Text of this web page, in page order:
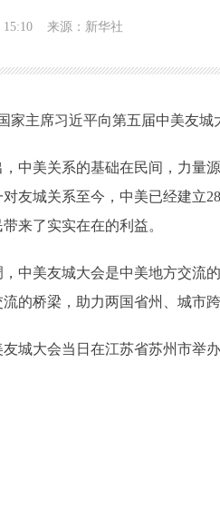
15:10 来源：新华社
主席习近平向第五届中美友城
美关系的基础在民间，力量源
对友城关系至今，中美已经建立
来了实实在在的利益。
美友城大会是中美地方交流的
的桥梁，助力两国省州、城市
大会当日在江苏省苏州市举办